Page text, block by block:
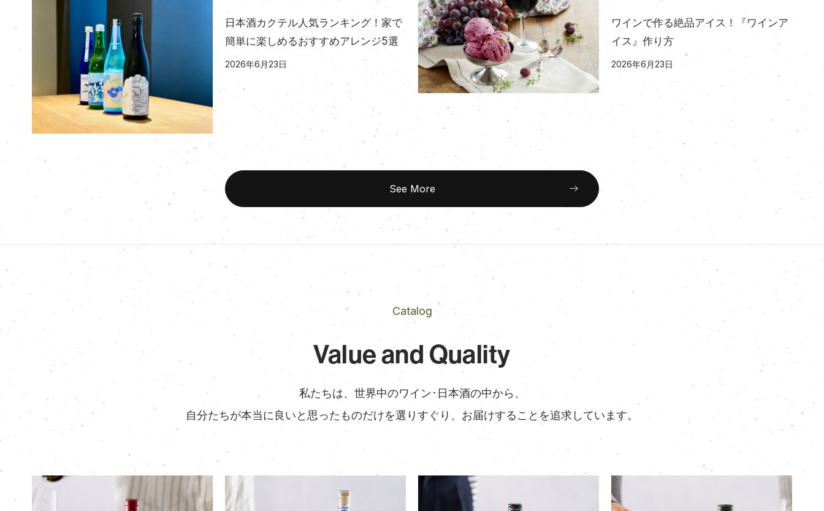
日本酒カクテル人気ランキング！家で
簡単に楽しめるおすすめアレンジ5選
2026年6月23日
ワインで作る絶品アイス！『ワインア
イス』作り方
2026年6月23日
See More
Catalog
Value and Quality
私たちは、世界中のワイン･日本酒の中から、
自分たちが本当に良いと思ったものだけを選りすぐり、お届けすることを追求しています。